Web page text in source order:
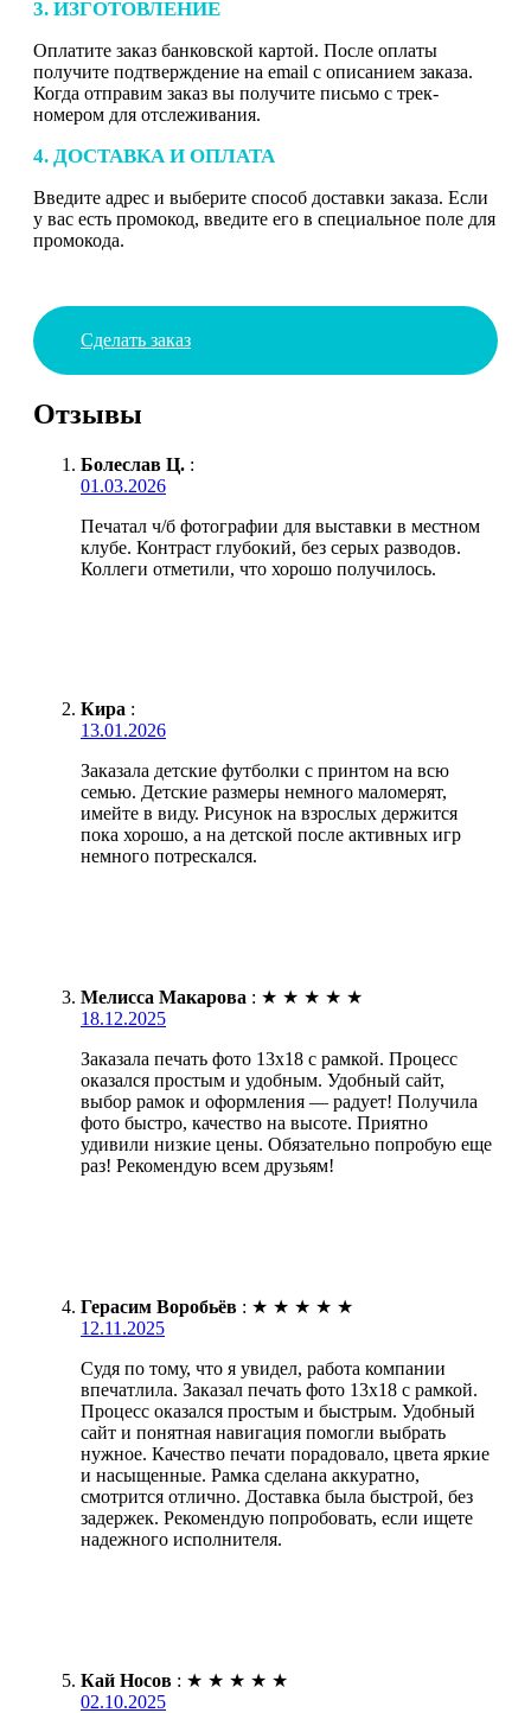
3. ИЗГОТОВЛЕНИЕ
Оплатите заказ банковской картой. После оплаты
получите подтверждение на email с описанием заказа.
Когда отправим заказ вы получите письмо с трек-
номером для отслеживания.
4. ДОСТАВКА И ОПЛАТА
Введите адрес и выберите способ доставки заказа. Если
у вас есть промокод, введите его в специальное поле для
промокода.
Сделать заказ
Отзывы
Болеслав Ц. :
01.03.2026
Печатал ч/б фотографии для выставки в местном
клубе. Контраст глубокий, без серых разводов.
Коллеги отметили, что хорошо получилось.
Кира :
13.01.2026
Заказала детские футболки с принтом на всю
семью. Детские размеры немного маломерят,
имейте в виду. Рисунок на взрослых держится
пока хорошо, а на детской после активных игр
немного потрескался.
Мелисса Макарова : ★ ★ ★ ★ ★
18.12.2025
Заказала печать фото 13х18 с рамкой. Процесс
оказался простым и удобным. Удобный сайт,
выбор рамок и оформления — радует! Получила
фото быстро, качество на высоте. Приятно
удивили низкие цены. Обязательно попробую еще
раз! Рекомендую всем друзьям!
Герасим Воробьёв : ★ ★ ★ ★ ★
12.11.2025
Судя по тому, что я увидел, работа компании
впечатлила. Заказал печать фото 13х18 с рамкой.
Процесс оказался простым и быстрым. Удобный
сайт и понятная навигация помогли выбрать
нужное. Качество печати порадовало, цвета яркие
и насыщенные. Рамка сделана аккуратно,
смотрится отлично. Доставка была быстрой, без
задержек. Рекомендую попробовать, если ищете
надежного исполнителя.
Кай Носов : ★ ★ ★ ★ ★
02.10.2025